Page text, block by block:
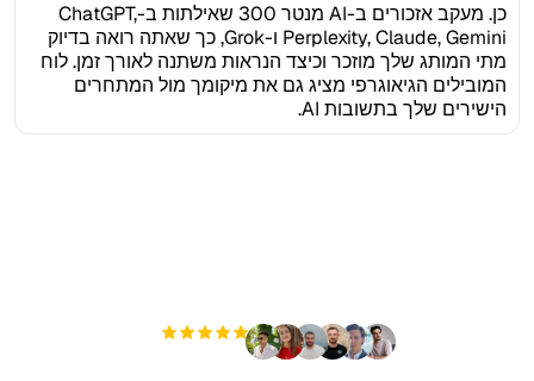
כן. מעקב אזכורים ב-AI מנטר 300 שאילתות ב-ChatGPT,
Perplexity, Claude, Gemini ו-Grok, כך שאתה רואה בדיוק
מתי המותג שלך מוזכר וכיצד הנראות משתנה לאורך זמן. לוח
המובילים הגיאוגרפי מציג גם את מיקומך מול המתחרים
הישירים שלך בתשובות AI.
+3'000